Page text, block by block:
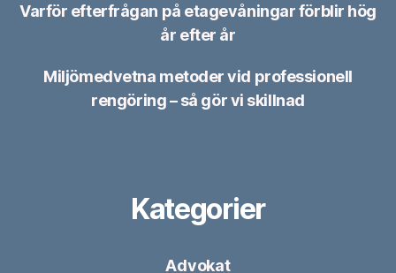
Varför efterfrågan på etagevåningar förblir hög
år efter år
Miljömedvetna metoder vid professionell
rengöring – så gör vi skillnad
Kategorier
Advokat